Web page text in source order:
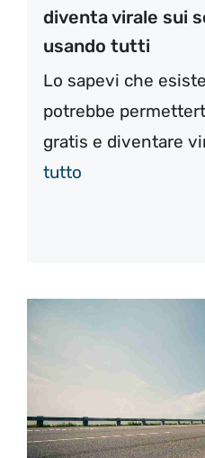
diventa virale sui
usando tutti
Lo sapevi che
potrebbe
gratis e diventare
tutto